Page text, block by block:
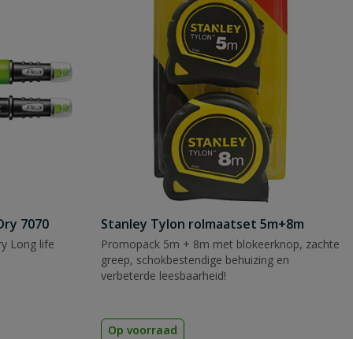
7070
Long life
Stanley Tylon rolmaatset 5m+8m
Promopack 5m + 8m met blokeerknop, zachte
greep, schokbestendige behuizing en
verbeterde leesbaarheid!
Op voorraad